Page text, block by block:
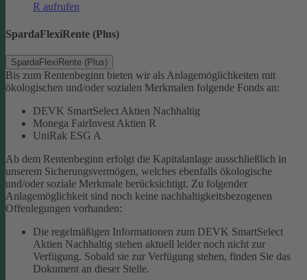
R aufrufen
SpardaFlexiRente (Plus)
SpardaFlexiRente (Plus)
Bis zum Rentenbeginn bieten wir als Anlagemöglichkeiten mit
ökologischen und/oder sozialen Merkmalen folgende Fonds an:
DEVK SmartSelect Aktien Nachhaltig
Monega FairInvest Aktien R
UniRak ESG A
Ab dem Rentenbeginn erfolgt die Kapitalanlage ausschließlich in
unserem Sicherungsvermögen, welches ebenfalls ökologische
und/oder soziale Merkmale berücksichtigt. Zu folgender
Anlagemöglichkeit sind noch keine nachhaltigkeitsbezogenen
Offenlegungen vorhanden:
Die regelmäßigen Informationen zum DEVK SmartSelect
Aktien Nachhaltig stehen aktuell leider noch nicht zur
Verfügung. Sobald sie zur Verfügung stehen, finden Sie das
Dokument an dieser Stelle.